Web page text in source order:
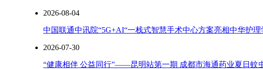
2026-08-04
中国联通中讯院“5G+AI“一栈式智慧手术中心方案亮相中华护
2026-07-30
“健康相伴 公益同行”——昆明站第一期 成都市海通药业夏日蚊